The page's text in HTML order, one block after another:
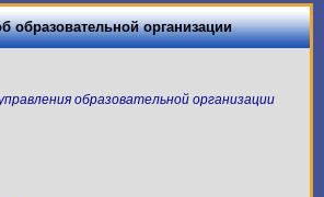
образовательной организации
образовательной организации